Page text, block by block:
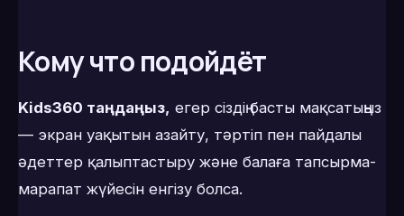
Кому что подойдёт
Kids360 таңдаңыз, егер сіздің басты мақсатыңыз
— экран уақытын азайту, тәртіп пен пайдалы
әдеттер қалыптастыру және балаға тапсырма-
марапат жүйесін енгізу болса.